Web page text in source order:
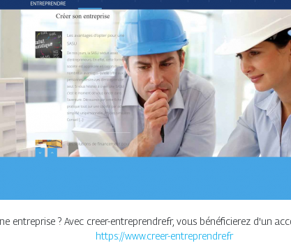
entreprise ? Avec creer-entreprendre.fr, vous bénéficierez d'un
https://www.creer-entreprendre.fr